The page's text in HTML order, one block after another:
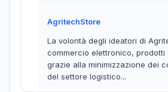
AgritechStore
La volontà degli ideatori di
commercio elettronico,
grazie alla minimizzazione dei
del settore logistico...